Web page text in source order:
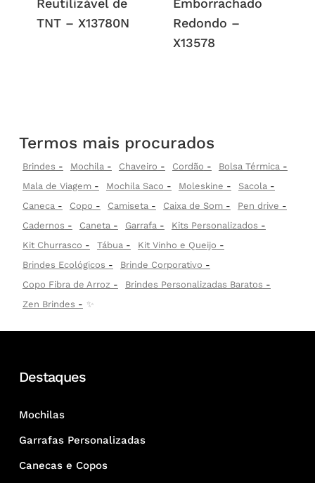
Reutilizável de
TNT – X13780N
Emborrachado
Redondo –
X13578
Termos mais procurados
Brindes Mochila Chaveiro Cordão
Bolsa Térmica
Mala de Viagem
Mochila Saco Moleskine
Sacola
Caneca
Copo Camiseta Caixa de Som
Pen drive
Cadernos
Caneta Garrafa
Kits Personalizados
Kit Churrasco
Tábua
Kit Vinho e Queijo
Brindes Ecológicos
Brinde Corporativo
Copo Fibra de Arroz
Brindes Personalizadas Baratos
Zen Brindes
✨
Destaques
Mochilas
Garrafas Personalizadas
Canecas e Copos